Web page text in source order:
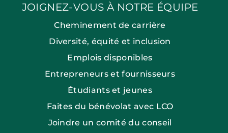
JOIGNEZ-VOUS À NOTRE ÉQUIPE
Cheminement de carrière
Diversité, équité et inclusion
Emplois disponibles
Entrepreneurs et fournisseurs
Étudiants et jeunes
Faites du bénévolat avec LCO
Joindre un comité du conseil